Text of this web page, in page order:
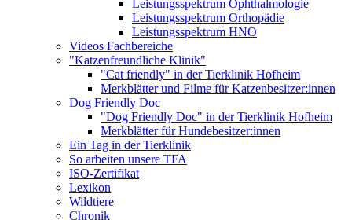
Leistungsspektrum Ophthalmologie
Leistungsspektrum Orthopädie
Leistungsspektrum HNO
Videos Fachbereiche
"Katzenfreundliche Klinik"
"Cat friendly" in der Tierklinik Hofheim
Merkblätter und Filme für Katzenbesitzer:innen
Dog Friendly Doc
"Dog Friendly Doc" in der Tierklinik Hofheim
Merkblätter für Hundebesitzer:innen
Ein Tag in der Tierklinik
So arbeiten unsere TFA
ISO-Zertifikat
Lexikon
Wildtiere
Chronik